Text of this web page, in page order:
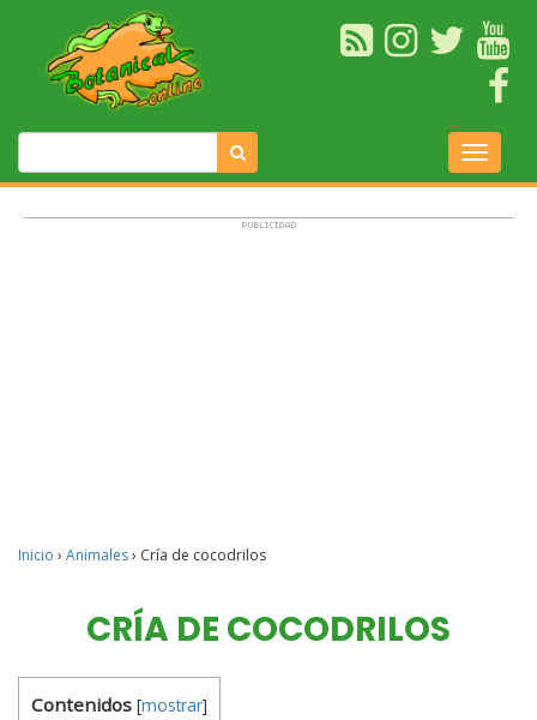
Inicio › Animales› Cría de cocodrilos
CRÍA DE COCODRILOS
Contenidos [mostrar]